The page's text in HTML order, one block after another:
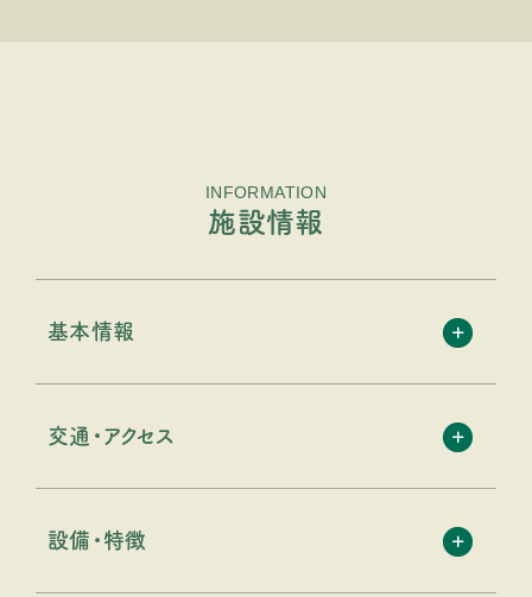
INFORMATION
施設情報
基本情報
交通・アクセス
設備・特徴